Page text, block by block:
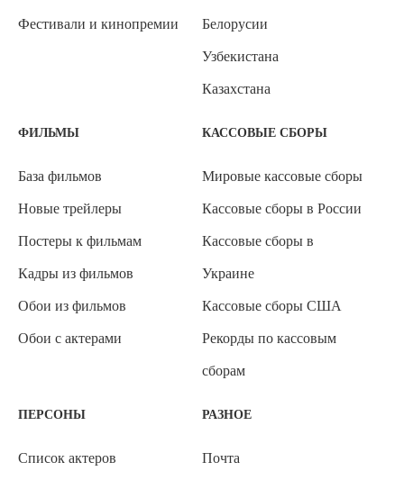
Фестивали и кинопремии Белорусии
Узбекистана
Казахстана
ФИЛЬМЫ
База фильмов
Новые трейлеры
Постеры к фильмам
Кадры из фильмов
Обои из фильмов
Обои с актерами
КАССОВЫЕ СБОРЫ
Мировые кассовые сборы
Кассовые сборы в России
Кассовые сборы в
Украине
Кассовые сборы США
Рекорды по кассовым
сборам
ПЕРСОНЫ
Список актеров
РАЗНОЕ
Почта